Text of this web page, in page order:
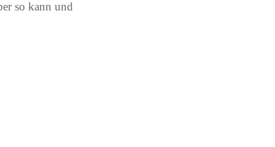
so kann und